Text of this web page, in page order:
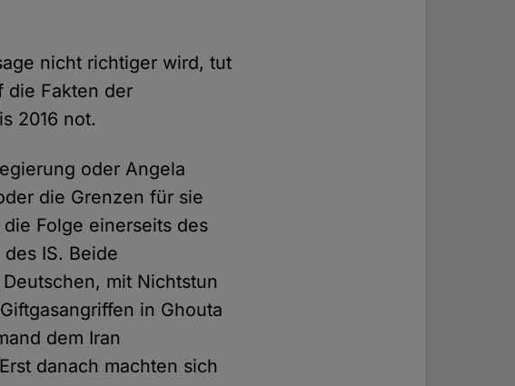
nicht richtiger wird, tut
die Fakten der
2016 not.
oder Angela
die Grenzen für sie
Folge einerseits des
IS. Beide
mit Nichtstun
in Ghouta
dem Iran
danach machten sich